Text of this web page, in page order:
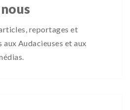
reportages et
Audacieuses et aux